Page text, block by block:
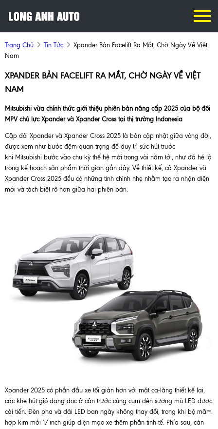
Trang Chủ Tin Tức
Xpander Bản Facelift Ra Mắt, Chờ Ngày Về Việt
Nam
XPANDER BẢN FACELIFT RA MẮT, CHỜ NGÀY VỀ VIỆT
NAM
Mitsubishi vừa chính thức giới thiệu phiên bản nâng cấp 2025 của bộ đôi
MPV chủ lực Xpander và Xpander Cross tại thị trường Indonesia
Cặp đôi Xpander và Xpander Cross 2025 là bản cập nhật giữa vòng đời,
được xem như bước đệm quan trọng để duy trì sức hút trước
khi Mitsubishi bước vào chu kỳ thế hệ mới trong vài năm tới, như đã hé lộ
trong kế hoạch sản phẩm thời gian gần đây. Về thiết kế, cả Xpander và
Xpander Cross 2025 đều có những tinh chỉnh nhẹ nhằm tạo ra nhận diện
mới và tách biệt rõ hơn giữa hai phiên bản.
Xpander 2025 có phần đầu xe tối giản hơn với mặt ca-lăng thiết kế lại,
các khe hút gió dạng dọc ở cản trước cùng cụm đèn sương mù LED được
cải tiến. Đèn pha và dải LED ban ngày không thay đổi, trong khi bộ mâm
hợp kim mới 17 inch giúp diện mạo xe thêm phần tinh tế. Phía sau, cản